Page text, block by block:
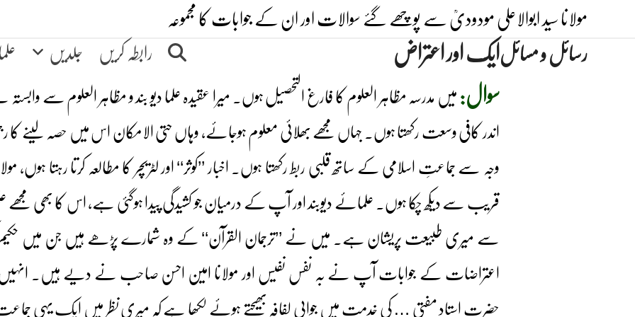
content
مولانا سید ابوالاعلی مودودیؒ سے پوچھے گئے سوالات اور ان کے جوابات کا مجموعہ
رسائل و مسائل جلدیں رابطہ کریں ایک اور اعتراض
سوال:میں مدرسہ مظاہر العلوم کا فارغ التحصیل ہوں۔ میرا عقیدہ علما دیو بند و مظاہر العلوم سے
اندر کافی وسعت رکھتا ہوں۔ جہاں مجھے بھلائی معلوم ہوجائے، وہاں حتی الامکان اس میں حصہ لینے
وجہ سے جماعتِ اسلامی کے ساتھ قلبی ربط رکھتا ہوں۔ اخبار ’’کوثر‘‘ اور لٹریچر کا مطالعہ کرتا رہتا ہوں،
قریب سے دیکھ چکا ہوں۔ علمائے دیوبند اور آپ کے درمیان جو کشیدگی پیدا ہوگئی ہے، اس کا بھی
سے میری طبیعت پریشان ہے۔ میں نے ’’ترجمان القرآن‘‘ کے وہ شمارے پڑھے ہیں جن میں
اعتراضات کے جوابات آپ نے بہ نفس نفیس اور مولانا امین احسن صاحب نے دیے ہیں۔
حضرت استاد مفتی … کی خدمت میں جوابی لفافہ بھیجتے ہوئے لکھا ہے کہ میری نظر میں ایک یہی